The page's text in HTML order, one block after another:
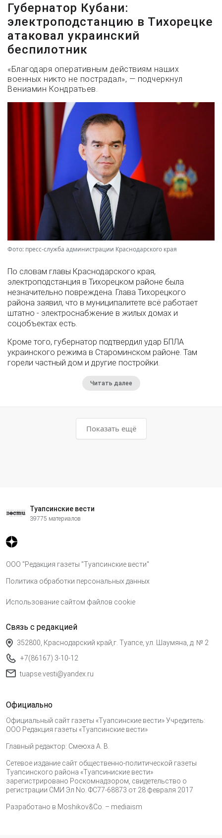
Губернатор Кубани:
электроподстанцию в Тихорецке
атаковал украинский
беспилотник
«Благодаря оперативным действиям наших
военных никто не пострадал», — подчеркнул
Вениамин Кондратьев.
Фото: пресс-служба администрации Краснодарского края
По словам главы Краснодарского края,
электроподстанция в Тихорецком районе была
незначительно повреждена. Глава Тихорецкого
района заявил, что в муниципалитете всё работает
штатно - электроснабжение в жилых домах и
соцобъектах есть.
Кроме того, губернатор подтвердил удар БПЛА
украинского режима в Староминском районе. Там
горели частный дом и другие постройки.
Читать далее
Показать ещё
Туапсинские вести
39775 материалов
ООО "Редакция газеты "Туапсинские вести"
Политика обработки персональных данных
Использование сайтом файлов cookie
Связь с редакцией
352800, Краснодарский край,г. Туапсе, ул. Шаумяна, д. № 2
+7(86167) 3-10-12
tuapse.vesti@yandex.ru
Официально
Официальный сайт газеты «Туапсинские вести» Учредитель:
ООО Редакция газеты «Туапсинские вести»
Главный редактор: Смеюха А. В.
Сетевое издание сайт общественно-политической газеты
Туапсинского района «Туапсиниские вести»
зарегистрировано Роскомнадзором, свидетельство о
регистрации СМИ Эл No. ФС77-68873 от 28 февраля 2017
Разработано в Moshikov&Co. – mediaism